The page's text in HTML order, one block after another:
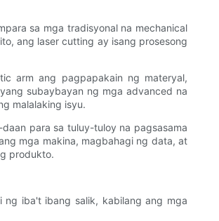
sa mga tradisyonal na mechanical
ang laser cutting ay isang prosesong
arm ang pagpapakain ng materyal,
subaybayan ng mga advanced na
malalaking isyu.
para sa tuluy-tuloy na pagsasama
mga makina, magbahagi ng data, at
produkto.
ng iba't ibang salik, kabilang ang mga